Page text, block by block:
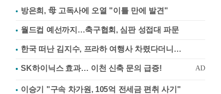
방은희, 母 고독사에 오열 "이틀 만에 발견"
월드컵 예선까지…축구협회, 심판 성접대 파문
한국 떠난 김지수, 프라하 여행사 차렸다더니…
이승기 "구속 차가원, 105억 전세금 편취 사기"